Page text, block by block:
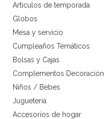
Artículos de temporada
Globos
Mesa y servicio
Cumpleaños Temáticos
Bolsas y Cajas
Complementos Decoración
Niños / Bebes
Jugueteria
Accesorios de hogar